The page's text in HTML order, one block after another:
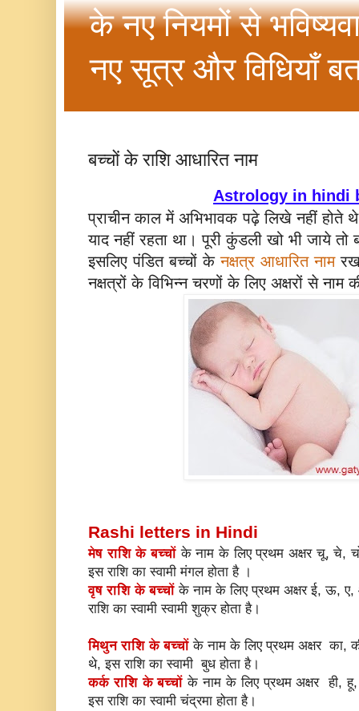
के नए नियमों से
नए सूत्र और विधियाँ
बच्चों के राशि आधारित नाम
Astrology in hindi
प्राचीन काल में अभिभावक पढ़े लिखे नहीं होते
याद नहीं रहता था। पूरी कुंडली खो भी जाये तो
इसलिए पंडित बच्चों केनक्षत्र आधारित नामरख
नक्षत्रों के विभिन्न चरणों के लिए अक्षरों से
Rashi letters in Hindi
मेष राशि के बच्चों के नाम के लिए प्रथम अक्षर चू, चे,
इस राशि का स्वामी मंगल होता है ।
वृष राशि के बच्चों के नाम के लिए प्रथम अक्षर ई, ऊ, ए,
राशि का स्वामी स्वामी शुक्र होता है।
मिथुन राशि के बच्चों के नाम के लिए प्रथम अक्षर का,
थे, इस राशि का स्वामी बुध होता है।
कर्क राशि के बच्चों के नाम के लिए प्रथम अक्षर ही,
इस राशि का स्वामी चंद्रमा होता है।